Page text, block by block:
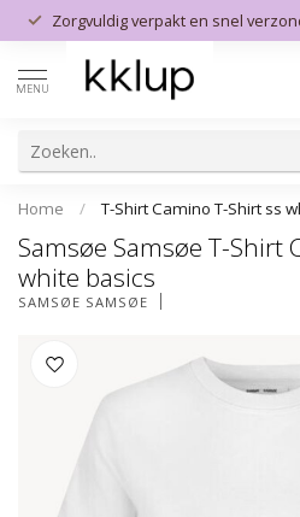
Zorgvuldig verpakt en snel
MENU
Home / T-Shirt Camino T-Shirt ss
Samsøe Samsøe T-Shirt
white basics
SAMSØE SAMSØE